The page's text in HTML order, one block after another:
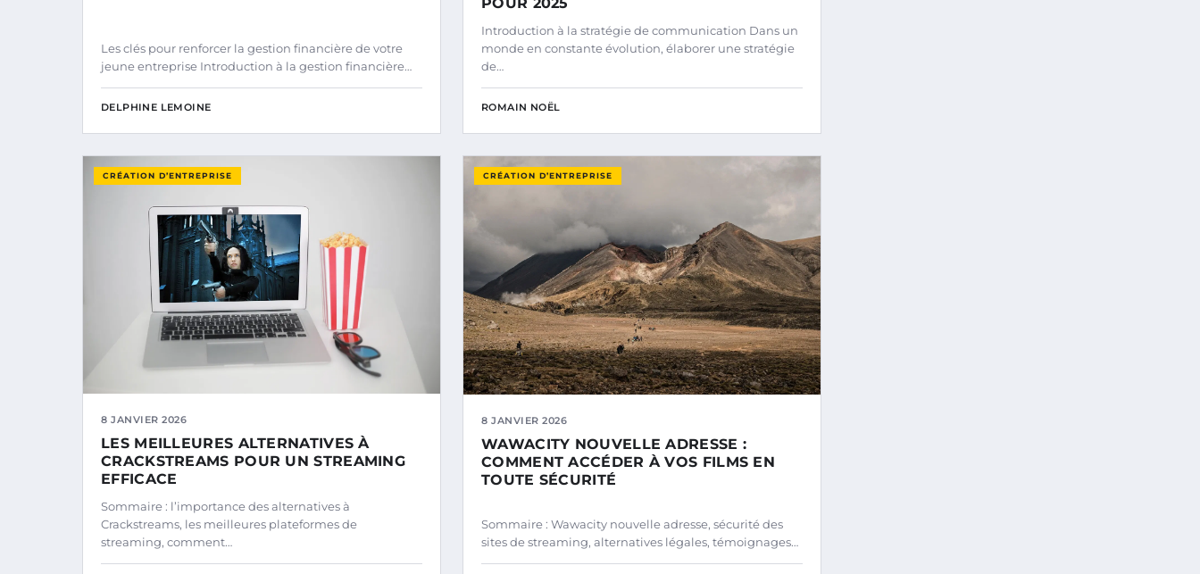
Les clés pour renforcer la gestion financière de votre
jeune entreprise Introduction à la gestion financière…
DELPHINE LEMOINE
Introduction à la stratégie de communication Dans un
monde en constante évolution, élaborer une stratégie
de…
ROMAIN NOËL
CRÉATION D’ENTREPRISE
8 JANVIER 2026
LES MEILLEURES ALTERNATIVES À
CRACKSTREAMS POUR UN STREAMING
EFFICACE
Sommaire : l’importance des alternatives à
Crackstreams, les meilleures plateformes de
streaming, comment…
CRÉATION D’ENTREPRISE
8 JANVIER 2026
WAWACITY NOUVELLE ADRESSE :
COMMENT ACCÉDER À VOS FILMS EN
TOUTE SÉCURITÉ
Sommaire : Wawacity nouvelle adresse, sécurité des
sites de streaming, alternatives légales, témoignages…